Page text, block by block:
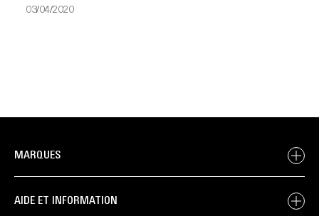
03/04/2020
MARQUES
AIDE ET INFORMATION